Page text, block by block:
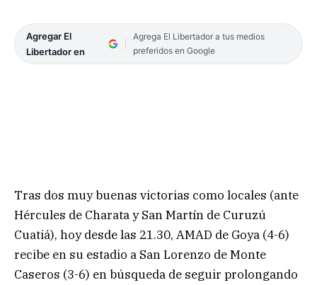
Agregar El
Libertador en
Agrega El Libertador a tus medios
preferidos en Google
Tras dos muy buenas victorias como locales (ante
Hércules de Charata y San Martín de Curuzú
Cuatiá), hoy desde las 21.30, AMAD de Goya (4-6)
recibe en su estadio a San Lorenzo de Monte
Caseros (3-6) en búsqueda de seguir prolongando